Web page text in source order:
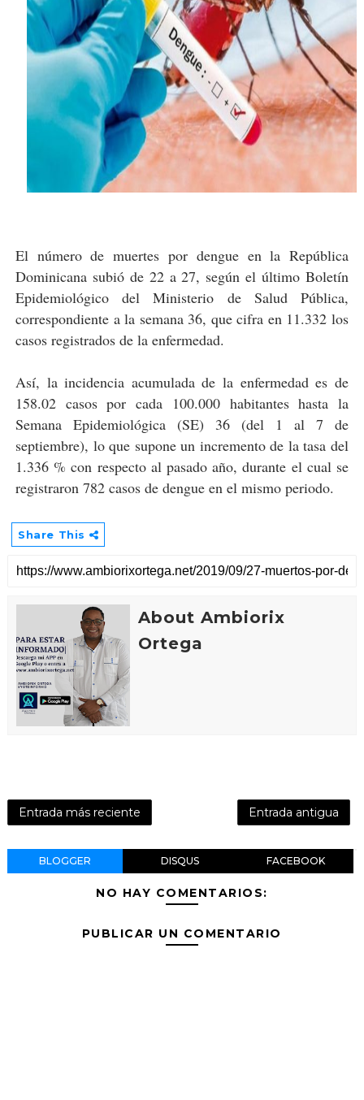
El número de muertes por dengue en la República
Dominicana subió de 22 a 27, según el último Boletín
Epidemiológico del Ministerio de Salud Pública,
correspondiente a la semana 36, que cifra en 11.332 los
casos registrados de la enfermedad.
Así, la incidencia acumulada de la enfermedad es de
158.02 casos por cada 100.000 habitantes hasta la
Semana Epidemiológica (SE) 36 (del 1 al 7 de
septiembre), lo que supone un incremento de la tasa del
1.336 % con respecto al pasado año, durante el cual se
registraron 782 casos de dengue en el mismo periodo.
Share This
About Ambiorix
Ortega
Entrada más reciente Entrada antigua
BLOGGER DISQUS FACEBOOK
NO HAY COMENTARIOS:
PUBLICAR UN COMENTARIO